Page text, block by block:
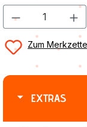
Zum
EXTRAS